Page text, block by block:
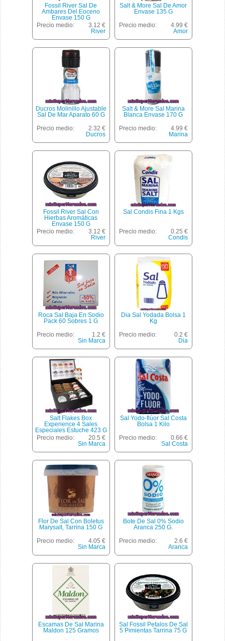
Fossil River Sal De
Ambares Del Eoceno
Envase 150 G
Precio medio:
3.12 €
River
Salt & More Sal De Amor
Envase 135 G
Precio medio:
4.99 €
Amor
Ducros Molinillo Ajustable
Sal De Mar Aparato 60 G
Precio medio:
2.32 €
Ducros
Salt & More Sal Marina
Blanca Envase 170 G
Precio medio:
4.99 €
Marina
Fossil River Sal Con
Hierbas Aromáticas
Envase 150 G
Precio medio:
3.12 €
River
Sal Condis Fina 1 Kgs
Precio medio:
0.25 €
Condis
Roca Sal Baja En Sodio
Pack 60 Sobres 1 G
Precio medio:
1.2 €
Sin Marca
Dia Sal Yodada Bolsa 1
Kg
Precio medio:
0.2 €
Dia
Salt Flakes Box
Experience 4 Sales
Especiales Estuche 423 G
Precio medio:
20.5 €
Sin Marca
Sal Yodo-flúor Sal Costa
Bolsa 1 Kilo
Precio medio:
0.66 €
Sal Costa
Flor De Sal Con Boletus
Marysalt, Tarrina 150 G
Precio medio:
4.05 €
Sin Marca
Bote De Sal 0% Sodio
Aranca 250 G.
Precio medio:
2.6 €
Aranca
Escamas De Sal Marina
Maldon 125 Gramos
Sal Fossil Petalos De Sal
5 Pimientas Tarrina 75 G